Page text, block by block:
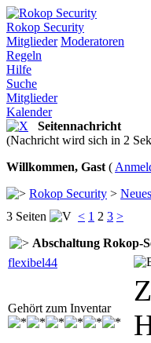
Rokop Security
Mitglieder Moderatoren
Regeln
Hilfe
Suche
Mitglieder
Kalender
Seitennachricht
(Nachricht wird sich in 2
Willkommen, Gast (
Rokop Security >
3 Seiten
< 1 2 3 >
Abschaltung Rokop-
flexibel44
Gehört zum Inventar